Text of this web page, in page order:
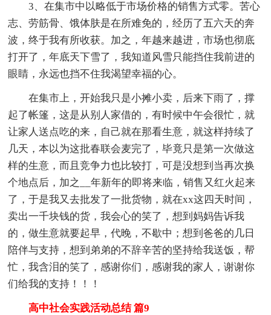
3、在集市中以略低于市场价格的销售方式零。苦心
志、劳筋骨、饿体肤是在所难免的，经历了五六天的奔
波，终于我有所收获。加之，年越来越进，市场也彻底
打开了，年底天下雪了，我知道风雪只能挡住我前进的
眼睛，永远也挡不住我渴望幸福的心。
在集市上，开始我只是小摊小卖，后来下雨了，撑
起了帐篷，这是从别人家借的，有时候中午会很忙，就
让家人送点吃的来，自己就在那看生意，就这样持续了
几天，本以为这批春联会麦完了，毕竟只是第一次做这
样的生意，而且竞争力也比较打，可是没想到当再次换
个地点后，加之__年新年的即将来临，销售又红火起来
了，于是我又去批发了一批货物，就在xx这四天时间，
卖出一千块钱的货，我会心的笑了，想到妈妈告诉我
的，做生意就要起早，代晚，不歇中；想到爸爸的几日
陪伴与支持，想到弟弟的不辞辛苦的坚持给我送饭，帮
忙，我含泪的笑了，感谢你们，感谢我的家人，谢谢你
们给我的支持！！！
高中社会实践活动总结 篇9